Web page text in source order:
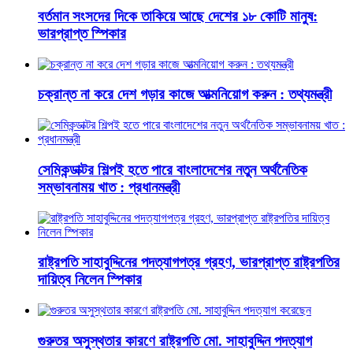
বর্তমান সংসদের দিকে তাকিয়ে আছে দেশের ১৮ কোটি মানুষ:
ভারপ্রাপ্ত স্পিকার
চক্রান্ত না করে দেশ গড়ার কাজে আত্মনিয়োগ করুন : তথ্যমন্ত্রী
সেমিকন্ডাক্টর শিল্পই হতে পারে বাংলাদেশের নতুন অর্থনৈতিক
সম্ভাবনাময় খাত : প্রধানমন্ত্রী
রাষ্ট্রপতি সাহাবুদ্দিনের পদত্যাগপত্র গ্রহণ, ভারপ্রাপ্ত রাষ্ট্রপতির
দায়িত্ব নিলেন স্পিকার
গুরুতর অসুস্থতার কারণে রাষ্ট্রপতি মো. সাহাবুদ্দিন পদত্যাগ